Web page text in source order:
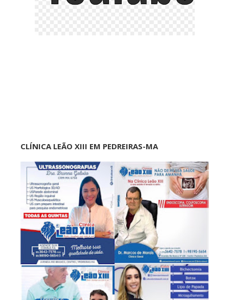
CLÍNICA LEÃO XIII EM PEDREIRAS-MA